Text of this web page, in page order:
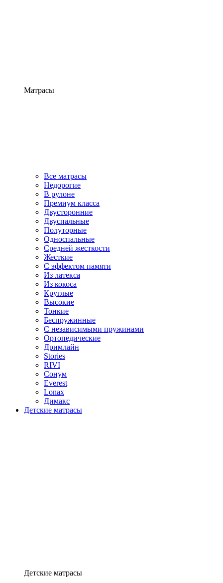
Матрасы
Все матрасы
Недорогие
В рулоне
Премиум класса
Двусторонние
Двуспальные
Полуторные
Односпальные
Средней жесткости
Жесткие
С эффектом памяти
Из латекса
Из кокоса
Круглые
Высокие
Тонкие
Беспружинные
С независимыми пружинами
Ортопедические
Дримлайн
Stories
RIVI
Сонум
Everest
Lonax
Димакс
Детские матрасы
Детские матрасы